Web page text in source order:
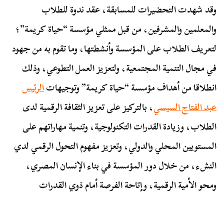
وقد شهدت التحضيرات للمسابقة، عقد ندوة للطلاب
والمعلمين والمشرفين، من قبل ممثلي مؤسسة “حياة كريمة”؛
لتعريف الطلاب على المؤسسة وأنشطتها، وما تقوم به من جهود
في مجال التنمية المجتمعية، ولتعزيز العمل التطوعي، وذلك
انطلاقا من أهداف مؤسسة “حياة كريمة” وتوجيهاتالرئيس
عبد الفتاح السيسي، بالتركيز على تعزيز الثقافة الرقمية لدى
الطلاب، وزيادة القدرات التكنولوجية، وتنمية مهاراتهم على
المستويين المحلي والدولي، وتعزيز مفهوم التحول الرقمي لدي
النشء، من خلال دور المؤسسة في بناء الإنسان المصري،
ومحو الأمية الرقمية، وإتاحة الفرصة أمام ذوي القدرات